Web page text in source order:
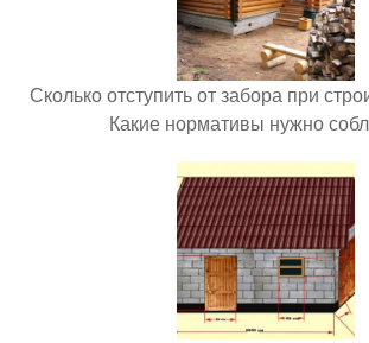
Сколько отступить от забора при
Какие нормативы нужно